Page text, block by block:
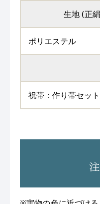
生地 (正
ポリエステル
祝帯：作り帯セッ